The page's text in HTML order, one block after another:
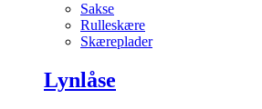
Sakse
Rulleskære
Skæreplader
Lynlåse